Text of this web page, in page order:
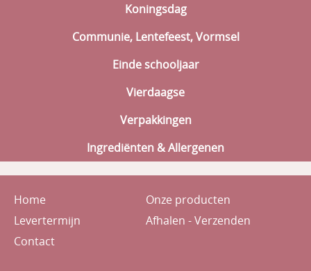
Koningsdag
Communie, Lentefeest, Vormsel
Einde schooljaar
Vierdaagse
Verpakkingen
Ingrediënten & Allergenen
Home
Onze producten
Levertermijn
Afhalen - Verzenden
Contact